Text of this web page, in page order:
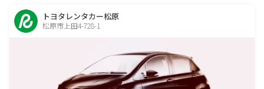
トヨタレンタカー松原
松原市上田4-728-1